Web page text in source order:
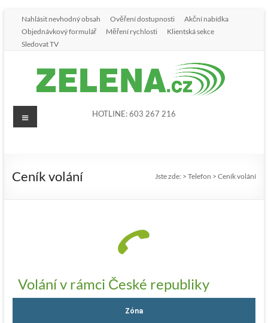
Nahlásit nevhodný obsah Ověření dostupnosti
Akční nabídka
Objednávkový formulář
Měření rychlosti
Klientská sekce
Sledovat TV
HOTLINE: 603 267 216
Ceník volání Jste zde: >Telefon >Ceník volání
Volání v rámci České republiky
Zóna